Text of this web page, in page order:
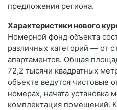
предложения региона.
Характеристики нового
Номерной фонд объекта
различных категорий — от
апартаментов. Общая
72,2 тысячи квадратных
объекте ведутся чистовые
номерах, начата установка
комплектация помещений.